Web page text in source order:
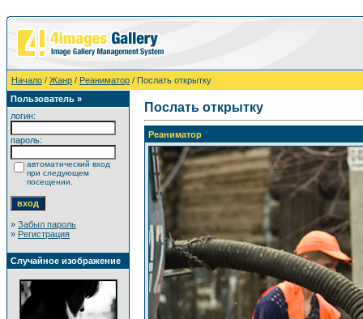
Начало / Жанр / Реаниматор / Послать открытку
Пользователь »
логин:
пароль:
автоматический вход
при следующем
посещении.
» Забыл пароль
» Регистрация
Случайное изображение
Послать открытку
Реаниматор